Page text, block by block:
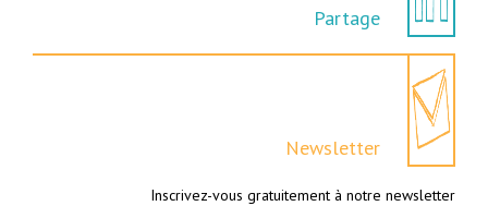
Partage
Newsletter
Inscrivez-vous gratuitement à notre newsletter